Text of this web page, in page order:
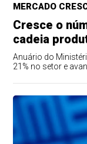
MERCADO
Cresce o
cadeia
Anuário do
21% no setor e